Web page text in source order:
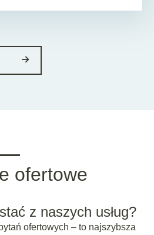
ofertowe
z naszych usług?
ofertowych – to najszybsza